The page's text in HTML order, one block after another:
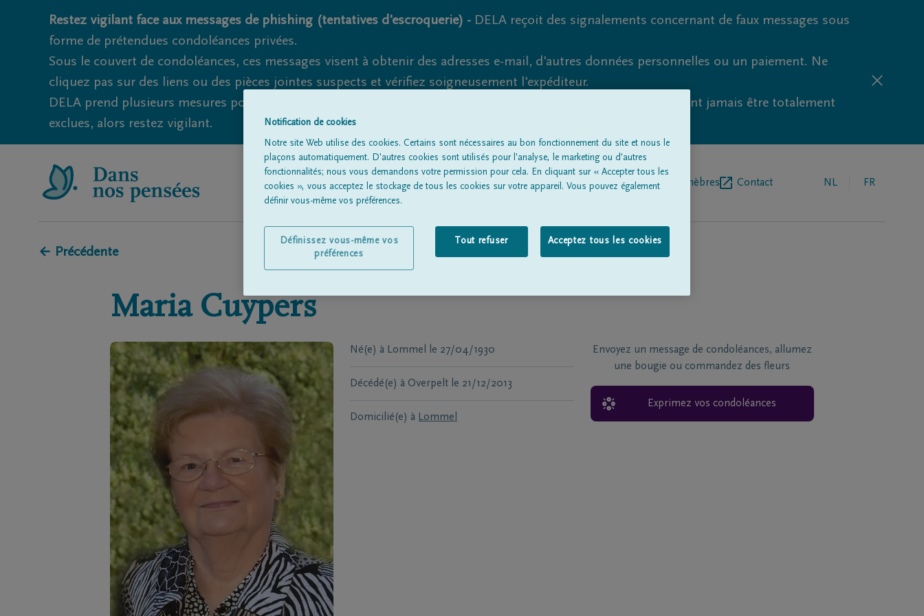
Restez vigilant face aux messages de phishing (tentatives d'escroquerie) - DELA reçoit des signalements concernant de faux messages sous
forme de prétendues condoléances privées.
Sous le couvert de condoléances, ces messages visent à obtenir des adresses e-mail, d'autres données personnelles ou un paiement. Ne
cliquez pas sur des liens ou des pièces jointes suspects et vérifiez soigneusement l'expéditeur.
DELA prend plusieurs mesures pour éviter cela. Cependant, les tentatives d'hameçonnage et de fraude ne peuvent jamais être totalement
exclues, alors restez vigilant.
Tous les avis de décèsÀ propos de nousEntrepreneur de pompes funèbres Contact NL FR
← Précédente
Maria Cuypers
Né(e) à Lommel le 27/04/1930
Décédé(e) à Overpelt le 21/12/2013
Domicilié(e) à Lommel
Envoyez un message de condoléances, allumez
une bougie ou commandez des fleurs
Exprimez vos condoléances
Notification de cookies
Notre site Web utilise des cookies. Certains sont nécessaires au bon fonctionnement du site et nous le
plaçons automatiquement. D'autres cookies sont utilisés pour l'analyse, le marketing ou d'autres
fonctionnalités; nous vous demandons votre permission pour cela. En cliquant sur « Accepter tous les
cookies », vous acceptez le stockage de tous les cookies sur votre appareil. Vous pouvez également
définir vous-même vos préférences.
Tout refuser Acceptez tous les cookies
Définissez vous-même vos
préférences